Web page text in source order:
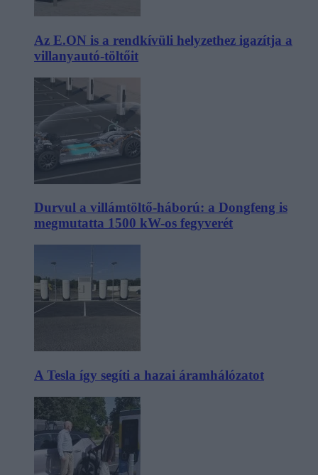
Az E.ON is a rendkívüli helyzethez igazítja a
villanyautó-töltőit
Durvul a villámtöltő-háború: a Dongfeng is
megmutatta 1500 kW-os fegyverét
A Tesla így segíti a hazai áramhálózatot